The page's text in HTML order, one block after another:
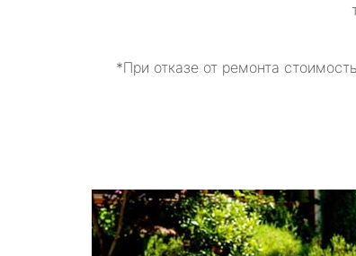
*При отказе от ремонта